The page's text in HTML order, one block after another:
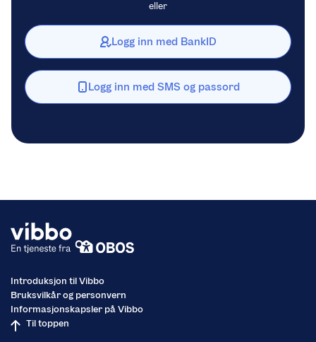
eller
Logg inn med BankID
Logg inn med SMS og passord
Introduksjon til Vibbo
Bruksvilkår og personvern
Informasjonskapsler på Vibbo
Til toppen